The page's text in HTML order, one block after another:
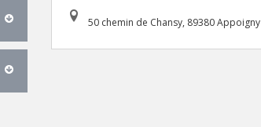
50 chemin de Chansy, 89380 Appoigny